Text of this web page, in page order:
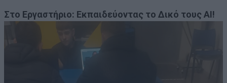
Στο Εργαστήριο: Εκπαιδεύοντας το Δικό τους AI!